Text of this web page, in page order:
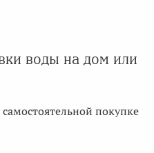
воды на дом или
покупке